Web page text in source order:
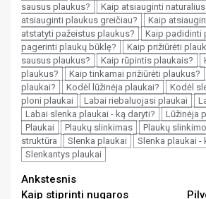
sausus plaukus?
Kaip atsiauginti
atsiauginti plaukus greičiau?
Kaip
atstatyti pažeistus plaukus?
Kaip padidinti
pagerinti plaukų būklę?
Kaip prižiūrėti
sausus plaukus?
Kaip rūpintis plaukais?
plaukus?
Kaip tinkamai prižiūrėti plaukus?
plaukai?
Kodėl lūžinėja plaukai? Kodėl
ploni plaukai
Labai riebaluojasi plaukai
Labai slenka plaukai - ką daryti?
Lūžinėja
Plaukai
Plaukų slinkimas Plaukų
struktūra
Slenka plaukai
Slenka plaukai -
Slenkantys plaukai
Continue
Ankstesnis
Kaip stiprinti nugaros